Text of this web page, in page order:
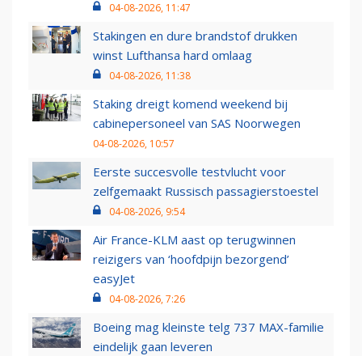
04-08-2026, 11:47
Stakingen en dure brandstof drukken
winst Lufthansa hard omlaag
04-08-2026, 11:38
Staking dreigt komend weekend bij
cabinepersoneel van SAS Noorwegen
04-08-2026, 10:57
Eerste succesvolle testvlucht voor
zelfgemaakt Russisch passagierstoestel
04-08-2026, 9:54
Air France-KLM aast op terugwinnen
reizigers van ‘hoofdpijn bezorgend’
easyJet
04-08-2026, 7:26
Boeing mag kleinste telg 737 MAX-familie
eindelijk gaan leveren